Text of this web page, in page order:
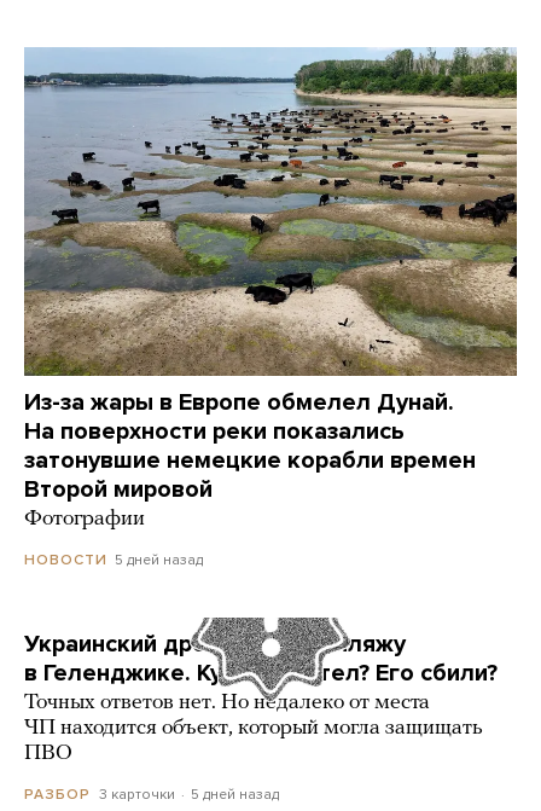
Из-за жары в Европе обмелел Дунай.
На поверхности реки показались
затонувшие немецкие корабли времен
Второй мировой
Фотографии
НОВОСТИ 5 дней назад
Украинский дрон попал по пляжу
в Геленджике. Куда он летел? Его сбили?
Точных ответов нет. Но недалеко от места
ЧП находится объект, который могла защищать
ПВО
РАЗБОР 3 карточки 5 дней назад